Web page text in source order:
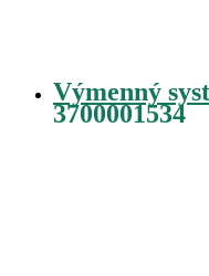
Výmenný
3700001534